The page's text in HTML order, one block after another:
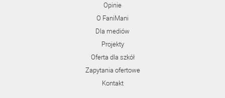
Opinie
O FaniMani
Dla mediów
Projekty
Oferta dla szkół
Zapytania ofertowe
Kontakt